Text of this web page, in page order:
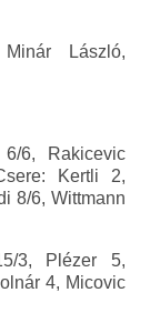
László,
6/6, Rakicevic
Kertli 2,
8/6, Wittmann
3, Plézer 5,
4, Micovic